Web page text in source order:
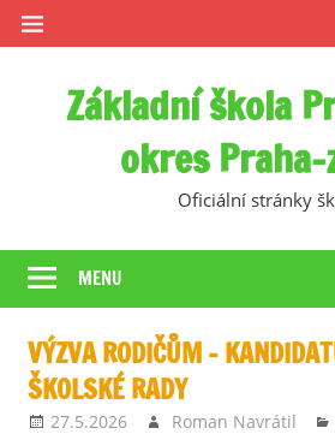
Skip
to
Základní škola
okres Praha-
Oficiální stránky
MENU
VÝZVA RODIČŮM –
ŠKOLSKÉ RADY
27.5.2026 Roman Navrátil